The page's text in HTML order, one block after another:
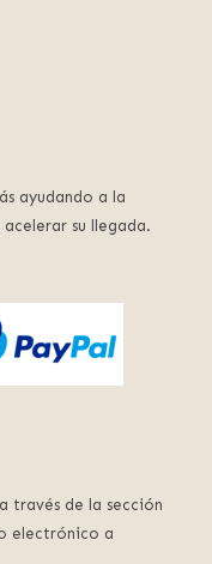
ayudando a la
su llegada.
través de la sección
electrónico a